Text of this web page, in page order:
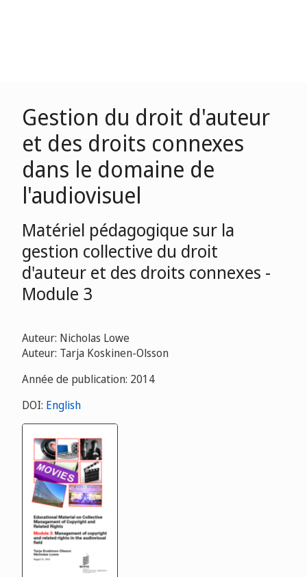
Gestion du droit d'auteur
et des droits connexes
dans le domaine de
l'audiovisuel
Matériel pédagogique sur la
gestion collective du droit
d'auteur et des droits connexes -
Module 3
Auteur: Nicholas Lowe
Auteur: Tarja Koskinen-Olsson
Année de publication: 2014
DOI: English